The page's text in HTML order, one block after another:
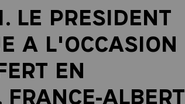
LE PRESIDENT
A L'OCCASION
EN
ALBERT